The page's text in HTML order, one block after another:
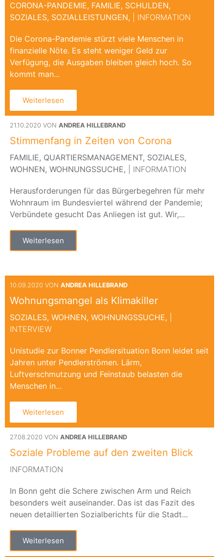
CORONA-PANDEMIE, FAMILIE, SCHULDEN,
SOZIALES, SOZIALLEISTUNGEN, | INFORMATION
Die Corona-Pandemie stürzt viele Menschen in
finanzielle Nöte. Es steht weniger Geld zur
Verfügung, die Ausgaben bleiben gleich hoch. So
kommt man...
Weiterlesen
21.10.2020 VON ANDREA HILLEBRAND
Stimmenfang in Zeiten von Corona
FAMILIE, QUARTIERSMANAGEMENT, SOZIALES,
WOHNEN, WOHNUNGSSUCHE, | INFORMATION
Herausforderungen für das Bürgerbegehren für mehr
Wohnraum im Bundesviertel während der Pandemie;
Verbündete gesucht Das Anliegen ist gut. Wir,...
Weiterlesen
10.09.2020 VON ANDREA HILLEBRAND
Wohnungsmangel als Klimakiller
SOZIALES, WOHNEN, WOHNUNGSSUCHE,
INTERVIEW
Unistudie zur Bonner Pendlersituation Bonn leidet seit
Jahren unter Pendlerströmen. Lärm,
Luftverschmutzung und Feinstaub belasten die
Menschen in...
Weiterlesen
27.08.2020 VON ANDREA HILLEBRAND
Soziale Probleme auf den zweiten Blick
INFORMATION
In Bonn geht die Schere zwischen Arm und Reich
besonders weit auseinander. Das ist das Fazit des
neuen detaillierten Sozialberichts für die Stadt...
Weiterlesen